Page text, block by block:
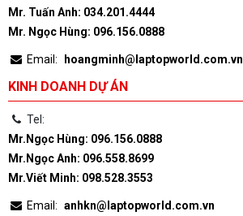
Mr. Tuấn Anh: 034.201.4444
Mr. Ngọc Hùng: 096.156.0888
Email: hoangminh@laptopworld.com.vn
KINH DOANH DỰ ÁN
Tel:
Mr.Ngọc Hùng: 096.156.0888
Mr.Ngọc Anh: 096.558.8699
Mr.Viết Minh: 098.528.3553
Email: anhkn@laptopworld.com.vn